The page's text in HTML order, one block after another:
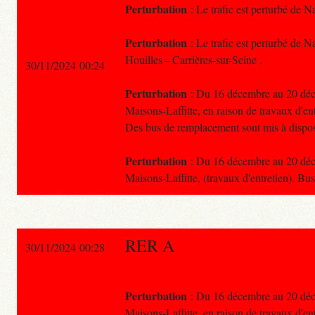
Perturbation : Le trafic est perturbé de
Perturbation : Le trafic est perturbé de
Houilles – Carrières-sur-Seine .
Perturbation : Du 16 décembre au 20
Maisons-Laffitte, en raison de travaux
Des bus de remplacement sont mis à
Perturbation : Du 16 décembre au 20
Maisons-Laffitte, (travaux d'entretien).
30/11/2024 00:24
30/11/2024 00:28 RER A
Perturbation : Du 16 décembre au 20